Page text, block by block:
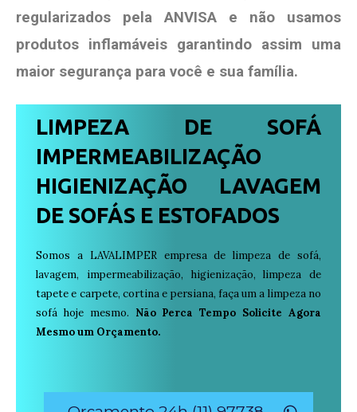
regularizados pela ANVISA e não usamos
produtos inflamáveis garantindo assim uma
maior segurança para você e sua família.
LIMPEZA DE SOFÁ
IMPERMEABILIZAÇÃO
HIGIENIZAÇÃO LAVAGEM
DE SOFÁS E ESTOFADOS
Somos a LAVALIMPER empresa de limpeza de sofá,
lavagem, impermeabilização, higienização, limpeza de
tapete e carpete, cortina e persiana, faça um a limpeza no
sofá hoje mesmo. Não Perca Tempo Solicite Agora
Mesmo um Orçamento.